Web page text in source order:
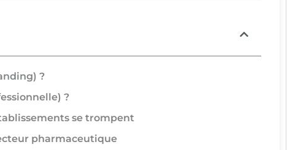
?
?
se trompent
pharmaceutique